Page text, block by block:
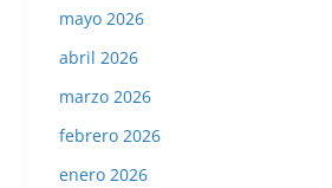
mayo 2026
abril 2026
marzo 2026
febrero 2026
enero 2026